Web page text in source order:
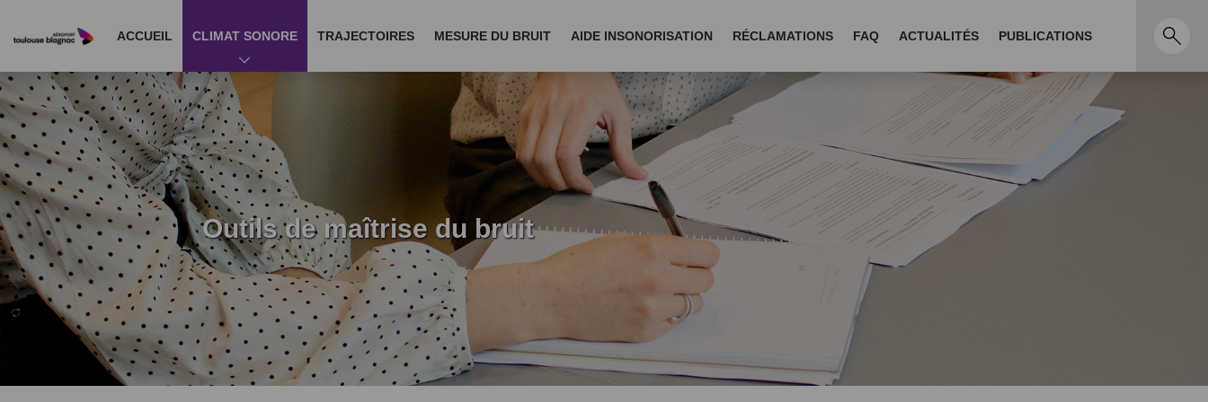
ACCUEIL CLIMAT SONORE TRAJECTOIRES MESURE DU BRUIT AIDE INSONORISATION RÉCLAMATIONS FAQ ACTUALITÉS PUBLICATIONS
Outils de maîtrise du bruit